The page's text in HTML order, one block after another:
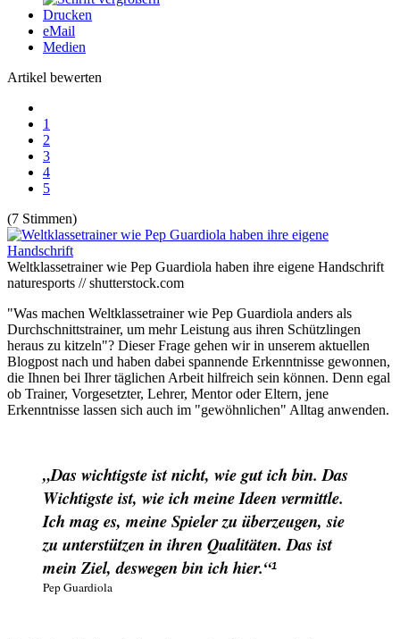
Drucken
eMail
Medien
Artikel bewerten
1
2
3
4
5
(7 Stimmen)
Weltklassetrainer wie Pep Guardiola haben ihre eigene Handschrift
naturesports // shutterstock.com
"Was machen Weltklassetrainer wie Pep Guardiola anders als
Durchschnittstrainer, um mehr Leistung aus ihren Schützlingen
heraus zu kitzeln"? Dieser Frage gehen wir in unserem aktuellen
Blogpost nach und haben dabei spannende Erkenntnisse gewonnen,
die Ihnen bei Ihrer täglichen Arbeit hilfreich sein können. Denn egal
ob Trainer, Vorgesetzter, Lehrer, Mentor oder Eltern, jene
Erkenntnisse lassen sich auch im "gewöhnlichen" Alltag anwenden.
„Das wichtigste ist nicht, wie gut ich bin. Das
Wichtigste ist, wie ich meine Ideen vermittle.
Ich mag es, meine Spieler zu überzeugen, sie
zu unterstützen in ihren Qualitäten. Das ist
mein Ziel, deswegen bin ich hier.“1
Pep Guardiola